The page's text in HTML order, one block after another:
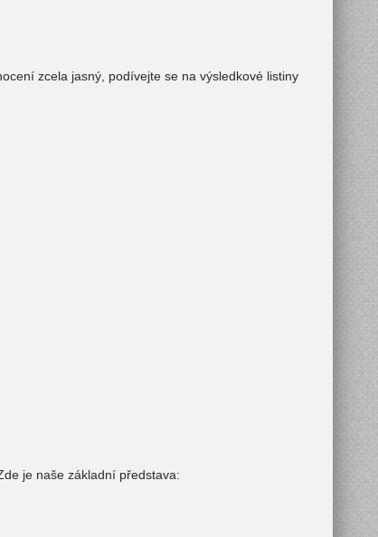
zcela jasný, podívejte se na výsledkové listiny
je naše základní představa: